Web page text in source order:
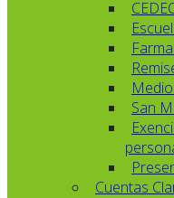
San
Cuentas